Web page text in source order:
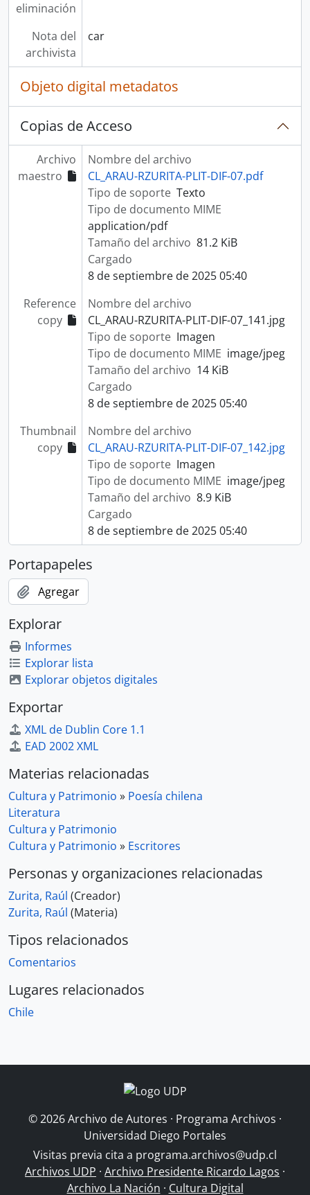
eliminación
Nota del
archivista
car
Objeto digital metadatos
Copias de Acceso
Archivo
maestro
Nombre del archivo
CL_ARAU-RZURITA-PLIT-DIF-07.pdf
Tipo de soporte Texto
Tipo de documento MIME
application/pdf
Tamaño del archivo 81.2 KiB
Cargado
8 de septiembre de 2025 05:40
Reference
copy
Nombre del archivo
CL_ARAU-RZURITA-PLIT-DIF-07_141.jpg
Tipo de soporte Imagen
Tipo de documento MIME image/jpeg
Tamaño del archivo 14 KiB
Cargado
8 de septiembre de 2025 05:40
Thumbnail
copy
Nombre del archivo
CL_ARAU-RZURITA-PLIT-DIF-07_142.jpg
Tipo de soporte Imagen
Tipo de documento MIME image/jpeg
Tamaño del archivo 8.9 KiB
Cargado
8 de septiembre de 2025 05:40
Portapapeles
Agregar
Explorar
Informes
Explorar lista
Explorar objetos digitales
Exportar
XML de Dublin Core 1.1
EAD 2002 XML
Materias relacionadas
Cultura y Patrimonio » Poesía chilena
Literatura
Cultura y Patrimonio
Cultura y Patrimonio » Escritores
Personas y organizaciones relacionadas
Zurita, Raúl (Creador)
Zurita, Raúl (Materia)
Tipos relacionados
Comentarios
Lugares relacionados
Chile
© 2026 Archivo de Autores · Programa Archivos ·
Universidad Diego Portales
Visitas previa cita a programa.archivos@udp.cl
Archivos UDP · Archivo Presidente Ricardo Lagos ·
Archivo La Nación · Cultura Digital